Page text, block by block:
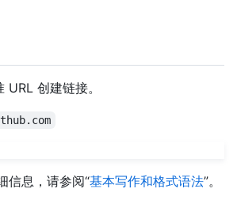
创建链接。
信息，请参阅“基本写作和格式语法”。